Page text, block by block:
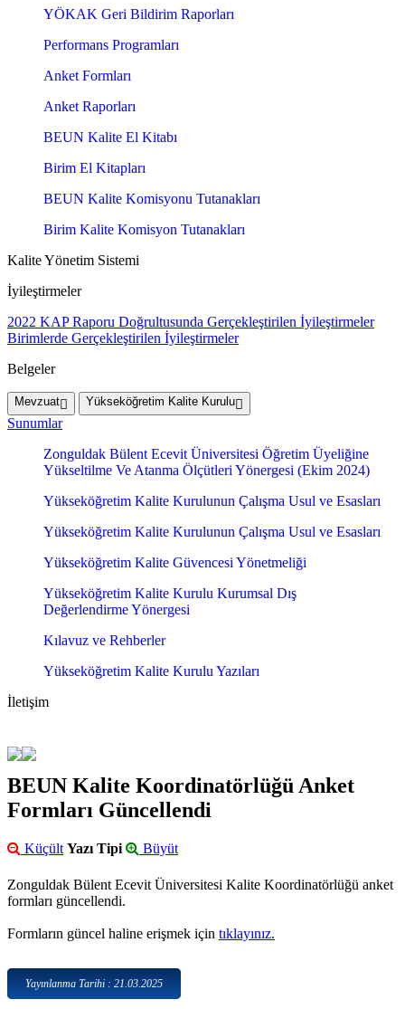
YÖKAK Geri Bildirim Raporları
Performans Programları
Anket Formları
Anket Raporları
BEUN Kalite El Kitabı
Birim El Kitapları
BEUN Kalite Komisyonu Tutanakları
Birim Kalite Komisyon Tutanakları
Kalite Yönetim Sistemi
İyileştirmeler
2022 KAP Raporu Doğrultusunda Gerçekleştirilen İyileştirmeler
Birimlerde Gerçekleştirilen İyileştirmeler
Belgeler
Mevzuat Yükseköğretim Kalite Kurulu
Sunumlar
Zonguldak Bülent Ecevit Üniversitesi Öğretim Üyeliğine
Yükseltilme Ve Atanma Ölçütleri Yönergesi (Ekim 2024)
Yükseköğretim Kalite Kurulunun Çalışma Usul ve Esasları
Yükseköğretim Kalite Kurulunun Çalışma Usul ve Esasları
Yükseköğretim Kalite Güvencesi Yönetmeliği
Yükseköğretim Kalite Kurulu Kurumsal Dış
Değerlendirme Yönergesi
Kılavuz ve Rehberler
Yükseköğretim Kalite Kurulu Yazıları
İletişim
BEUN Kalite Koordinatörlüğü Anket
Formları Güncellendi
Küçült Yazı Tipi Büyüt
Zonguldak Bülent Ecevit Üniversitesi Kalite Koordinatörlüğü anket
formları güncellendi.
Formların güncel haline erişmek için tıklayınız.
Yayınlanma Tarihi : 21.03.2025